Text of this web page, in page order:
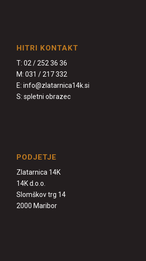
HITRI KONTAKT
T: 02 / 252 36 36
M: 031 / 217 332
E: info@zlatarnica14k.si
S: spletni obrazec
PODJETJE
Zlatarnica 14K
14K d.o.o.
Slomškov trg 14
2000 Maribor